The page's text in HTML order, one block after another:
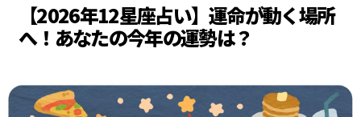
【2026年12星座占い】運命が動く場所
へ！あなたの今年の運勢は？